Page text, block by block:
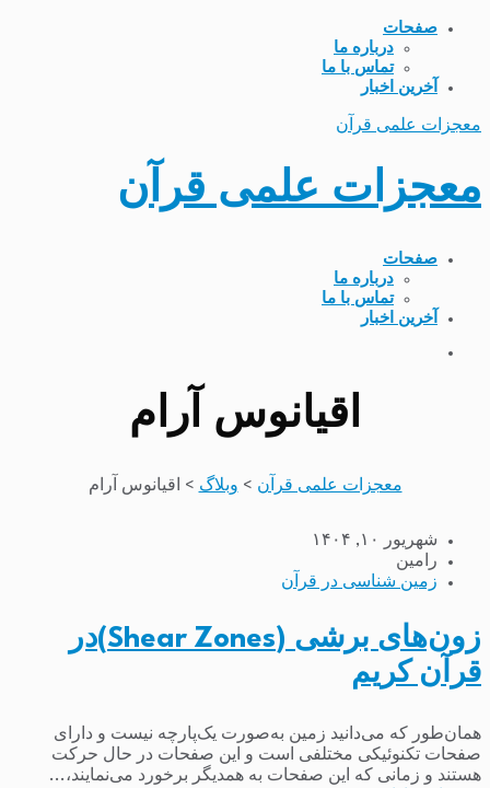
صفحات
درباره ما
تماس با ما
آخرین اخبار
معجزات علمی قرآن
معجزات علمی قرآن
صفحات
درباره ما
تماس با ما
آخرین اخبار
اقیانوس آرام
معجزات علمی قرآن > وبلاگ > اقیانوس آرام
شهریور ۱۰, ۱۴۰۴
رامین
زمین شناسی در قرآن
زون‌های برشی (Shear Zones)در
قرآن کریم
همان‌طور که می‌دانید زمین به‌صورت یک‌پارچه نیست و دارای
صفحات تکنوئیکی مختلفی است و این صفحات در حال حرکت
هستند و زمانی که این صفحات به همدیگر برخورد می‌نمایند،...